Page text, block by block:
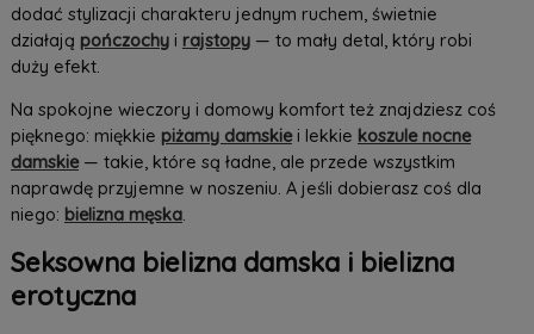
dodać stylizacji charakteru jednym ruchem, świetnie
działają pończochyi rajstopy— to mały detal, który robi
duży efekt.
Na spokojne wieczory i domowy komfort też znajdziesz coś
pięknego: miękkie piżamy damskiei lekkie koszule nocne
damskie— takie, które są ładne, ale przede wszystkim
naprawdę przyjemne w noszeniu. A jeśli dobierasz coś dla
niego: bielizna męska.
Seksowna bielizna damska i bielizna
erotyczna